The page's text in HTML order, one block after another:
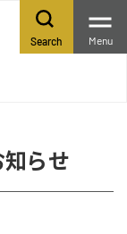
Search Menu
らせ